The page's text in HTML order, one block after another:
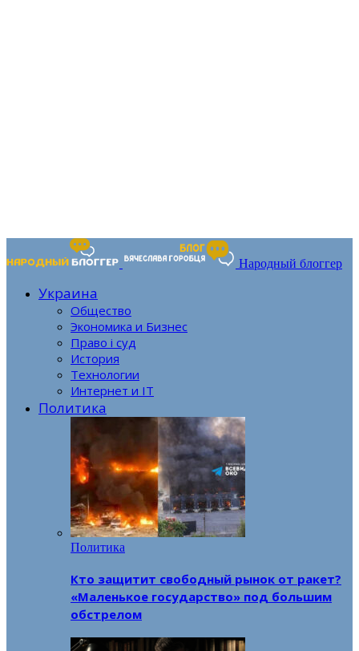
Народный блоггер
Украина
Общество
Экономика и Бизнес
Право і суд
История
Технологии
Интернет и IT
Политика
Политика
Кто защитит свободный рынок от ракет?
«Маленькое государство» под большим
обстрелом